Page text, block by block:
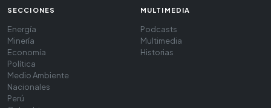
SECCIONES
Energía
Minería
Economía
Política
Medio Ambiente
Nacionales
Perú
MULTIMEDIA
Podcasts
Multimedia
Historias